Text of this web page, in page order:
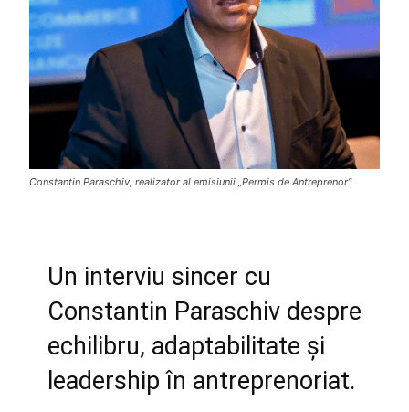
Constantin Paraschiv, realizator al emisiunii „Permis de Antreprenor”
Un interviu sincer cu
Constantin Paraschiv despre
echilibru, adaptabilitate și
leadership în antreprenoriat.